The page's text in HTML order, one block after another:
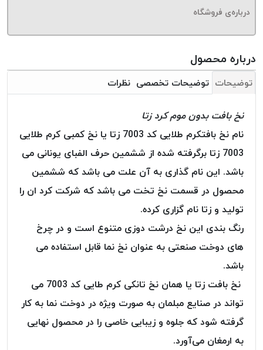
OMEGA
بافت
بدون
موم
کُرد
نخ
توری
پلیسه
نخ
توری
پلیسه
کرد
OMEGA
نخ
پلیسه
پلاس
PPLUS
نخ
درباره‌ی فروشگاه
درباره محصول
توضیحات توضیحات تخصصی نظرات
نخ بافت بدون موم کرد زتا
نام نخ بافتکرم طلایی کد 7003 زتا یا نخ کمبی کرم طلایی
7003 زتا برگرفته شده از ششمین حرف الفبای یونانی می
باشد. این نام گذاری به آن علت می باشد که ششمین
محصول در قسمت نخ تخت می باشد که شرکت کرد ان را
تولید و زتا نام گزاری کرده.
رنگ بندی این نخ درشت دوزی متنوع است و در چرخ
های دوخت صنعتی به عنوان نخ نما قابل استفاده می
باشد.
نخ بافت زتا یا همان نخ تانکی کرم طایی کد 7003 می
‌تواند در صنایع مبلمان به صورت ویژه در دوخت نما به کار
گرفته شود که جلوه و زیبایی خاصی را در محصول نهایی
به ارمغان می‌آورد.